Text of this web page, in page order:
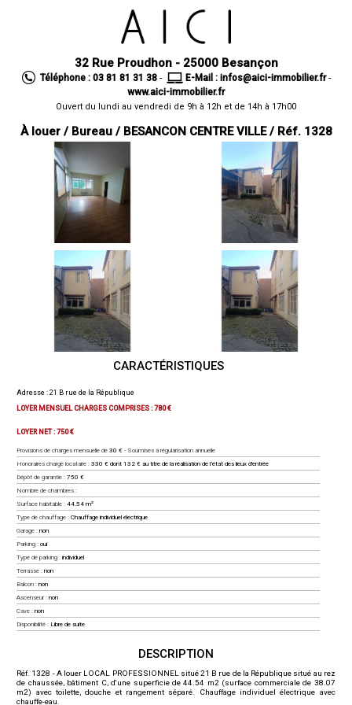
32 Rue Proudhon - 25000 Besançon
Téléphone : 03 81 81 31 38- E-Mail : infos@aici-immobilier.fr-
www.aici-immobilier.fr
Ouvert du lundi au vendredi de 9h à 12h et de 14h à 17h00
À louer / Bureau / BESANCON CENTRE VILLE / Réf. 1328
CARACTÉRISTIQUES
Adresse : 21 B rue de la République
LOYER MENSUEL CHARGES COMPRISES : 780 €
LOYER NET :750 €
Provisions de charges mensuelle de30 € - Soumises à régularisation annuelle
Honoraires charge locataire :330 € dont 132 € au titre de la réalisation de l’état des lieux d'entrée
Dépôt de garantie :750 €
Nombre de chambres :
Surface habitable :44.54 m²
Type de chauffage :Chauffage individuel électrique
Garage :non
Parking :oui
Type de parking :individuel
Terrasse :non
Balcon :non
Ascenseur :non
Cave :non
Disponibilité : Libre de suite
DESCRIPTION
Réf. 1328 - A louer LOCAL PROFESSIONNEL situé 21 B rue de la République situé au rez
de chaussée, bâtiment C, d'une superficie de 44.54 m2 (surface commerciale de 38.07
m2) avec toilette, douche et rangement séparé. Chauffage individuel électrique avec
chauffe-eau.